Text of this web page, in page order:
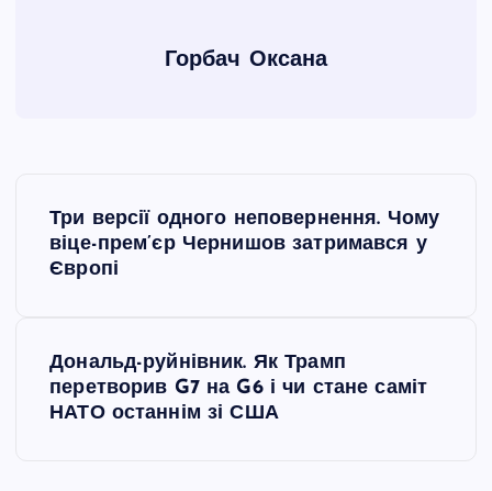
Горбач Оксана
Три версії одного неповернення. Чому
віце-прем’єр Чернишов затримався у
Європі
Дональд-руйнівник. Як Трамп
перетворив G7 на G6 і чи стане саміт
НАТО останнім зі США